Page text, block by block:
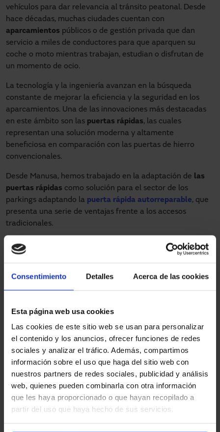
Consentimiento Detalles Acerca de las cookies
Esta página web usa cookies
Las cookies de este sitio web se usan para personalizar
el contenido y los anuncios, ofrecer funciones de redes
sociales y analizar el tráfico. Además, compartimos
información sobre el uso que haga del sitio web con
nuestros partners de redes sociales, publicidad y análisis
web, quienes pueden combinarla con otra información
que les haya proporcionado o que hayan recopilado a
partir del uso que haya hecho de sus servicios.
vehículos para dar relevancia al tránsito peatonal. Desde
hace décadas, muchas ciudades cuentan con
aparcamientos públicos o de gestión privada que dan
servicio a miles de conductores para que aparquen su
coche o moto mientras trabajan, estudian o disfrutan de
un momento de ocio.
La tecnología y la ingeniería avanzan en la búsqueda
constante de mejorar la eficiencia y la seguridad en los
aparcamientos. Una de las innovaciones más destacadas
en este ámbito son las puertas rápidas, las cuales
representan una solución moderna y altamente
beneficiosa en comparación con las puertas de hierro
convencionales.
Desde Manusa, hemos trabajado en la adaptación de las
puertas rápidas como solución para el sector de los
parkings adaptando la puerta rápida autorreparable, que
presenta una serie de ventajas frente a los accesos
tradicionales.
Un aparcamiento seguro y rápido
Más velocidad: gracias a la rapidez de apertura de la
puerta rápida, el flujo del tráfico es continuo, lo que se
se garantiza una alta resistencia y durabilidad en el